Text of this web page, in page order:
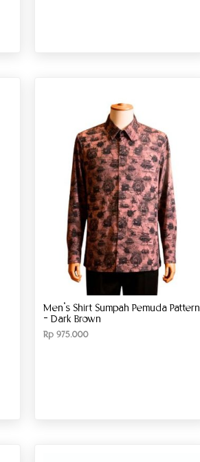
Men’s Shirt Sumpah Pemuda Pattern
– Dark Brown
Rp 975.000